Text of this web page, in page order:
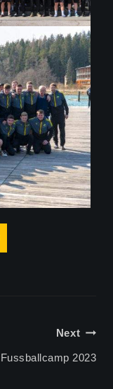
Next
Fussballcamp 2023